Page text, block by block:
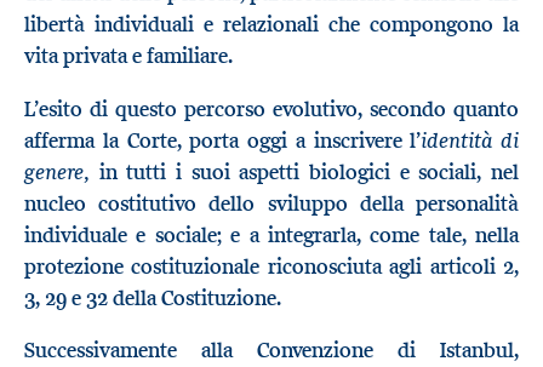
libertà individuali e relazionali che compongono la
vita privata e familiare.
L’esito di questo percorso evolutivo, secondo quanto
afferma la Corte, porta oggi a inscrivere l’identità di
genere, in tutti i suoi aspetti biologici e sociali, nel
nucleo costitutivo dello sviluppo della personalità
individuale e sociale; e a integrarla, come tale, nella
protezione costituzionale riconosciuta agli articoli 2,
3, 29 e 32 della Costituzione.
Successivamente alla Convenzione di Istanbul,